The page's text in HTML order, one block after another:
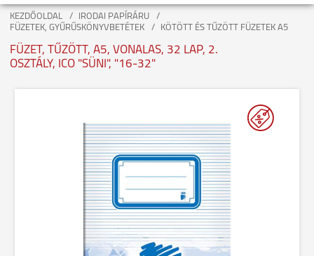
KEZDŐOLDAL
IRODAI PAPÍRÁRU
FÜZETEK, GYŰRŰSKÖNYVBETÉTEK
KÖTÖTT ÉS TŰZÖTT FÜZETEK A5
FÜZET, TŰZÖTT, A5, VONALAS, 32 LAP, 2.
OSZTÁLY, ICO "SÜNI", "16-32"